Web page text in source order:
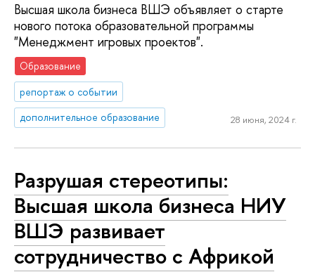
Высшая школа бизнеса ВШЭ объявляет о старте
нового потока образовательной программы
"Менеджмент игровых проектов".
Образование
репортаж о событии
дополнительное образование
28 июня, 2024 г.
Разрушая стереотипы:
Высшая школа бизнеса НИУ
ВШЭ развивает
сотрудничество с Африкой